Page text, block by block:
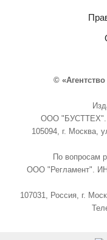
©
ООО "БУСТТЕХ".
105094, г. Москва,
По вопросам
ООО "Регламент".
107031, Россия, г.